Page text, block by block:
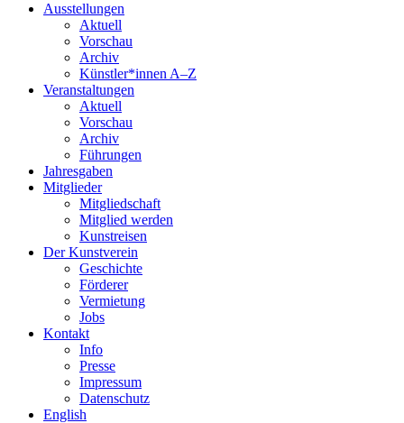
Ausstellungen
Aktuell
Vorschau
Archiv
Künstler*innen A–Z
Veranstaltungen
Aktuell
Vorschau
Archiv
Führungen
Jahresgaben
Mitglieder
Mitgliedschaft
Mitglied werden
Kunstreisen
Der Kunstverein
Geschichte
Förderer
Vermietung
Jobs
Kontakt
Info
Presse
Impressum
Datenschutz
English